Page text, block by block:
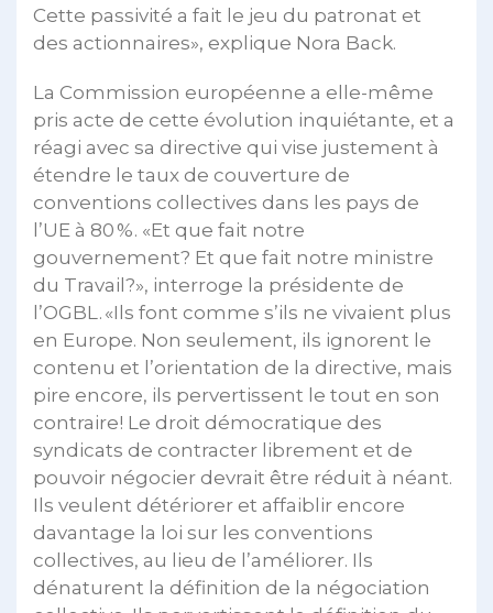
Cette passivité a fait le jeu du patronat et
des actionnaires», explique Nora Back.
La Commission européenne a elle-même
pris acte de cette évolution inquiétante, et a
réagi avec sa directive qui vise justement à
étendre le taux de couverture de
conventions collectives dans les pays de
l’UE à 80 %. «Et que fait notre
gouvernement? Et que fait notre ministre
du Travail?», interroge la présidente de
l’OGBL. «Ils font comme s’ils ne vivaient plus
en Europe. Non seulement, ils ignorent le
contenu et l’orientation de la directive, mais
pire encore, ils pervertissent le tout en son
contraire! Le droit démocratique des
syndicats de contracter librement et de
pouvoir négocier devrait être réduit à néant.
Ils veulent détériorer et affaiblir encore
davantage la loi sur les conventions
collectives, au lieu de l’améliorer. Ils
dénaturent la définition de la négociation